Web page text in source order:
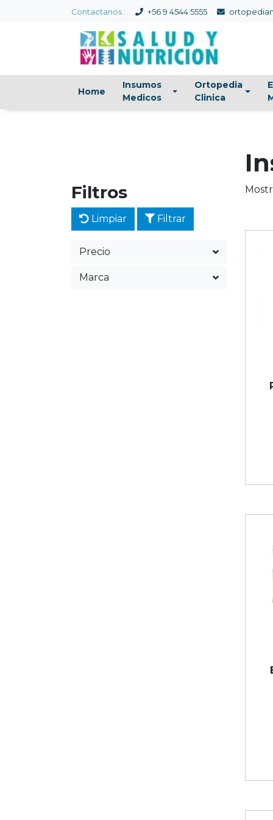
Contactanos : +56 9 4544 5555
Home
Insumos
Medicos
Ortopedia
Clinica
Filtros
Limpiar Filtrar
Precio
Marca